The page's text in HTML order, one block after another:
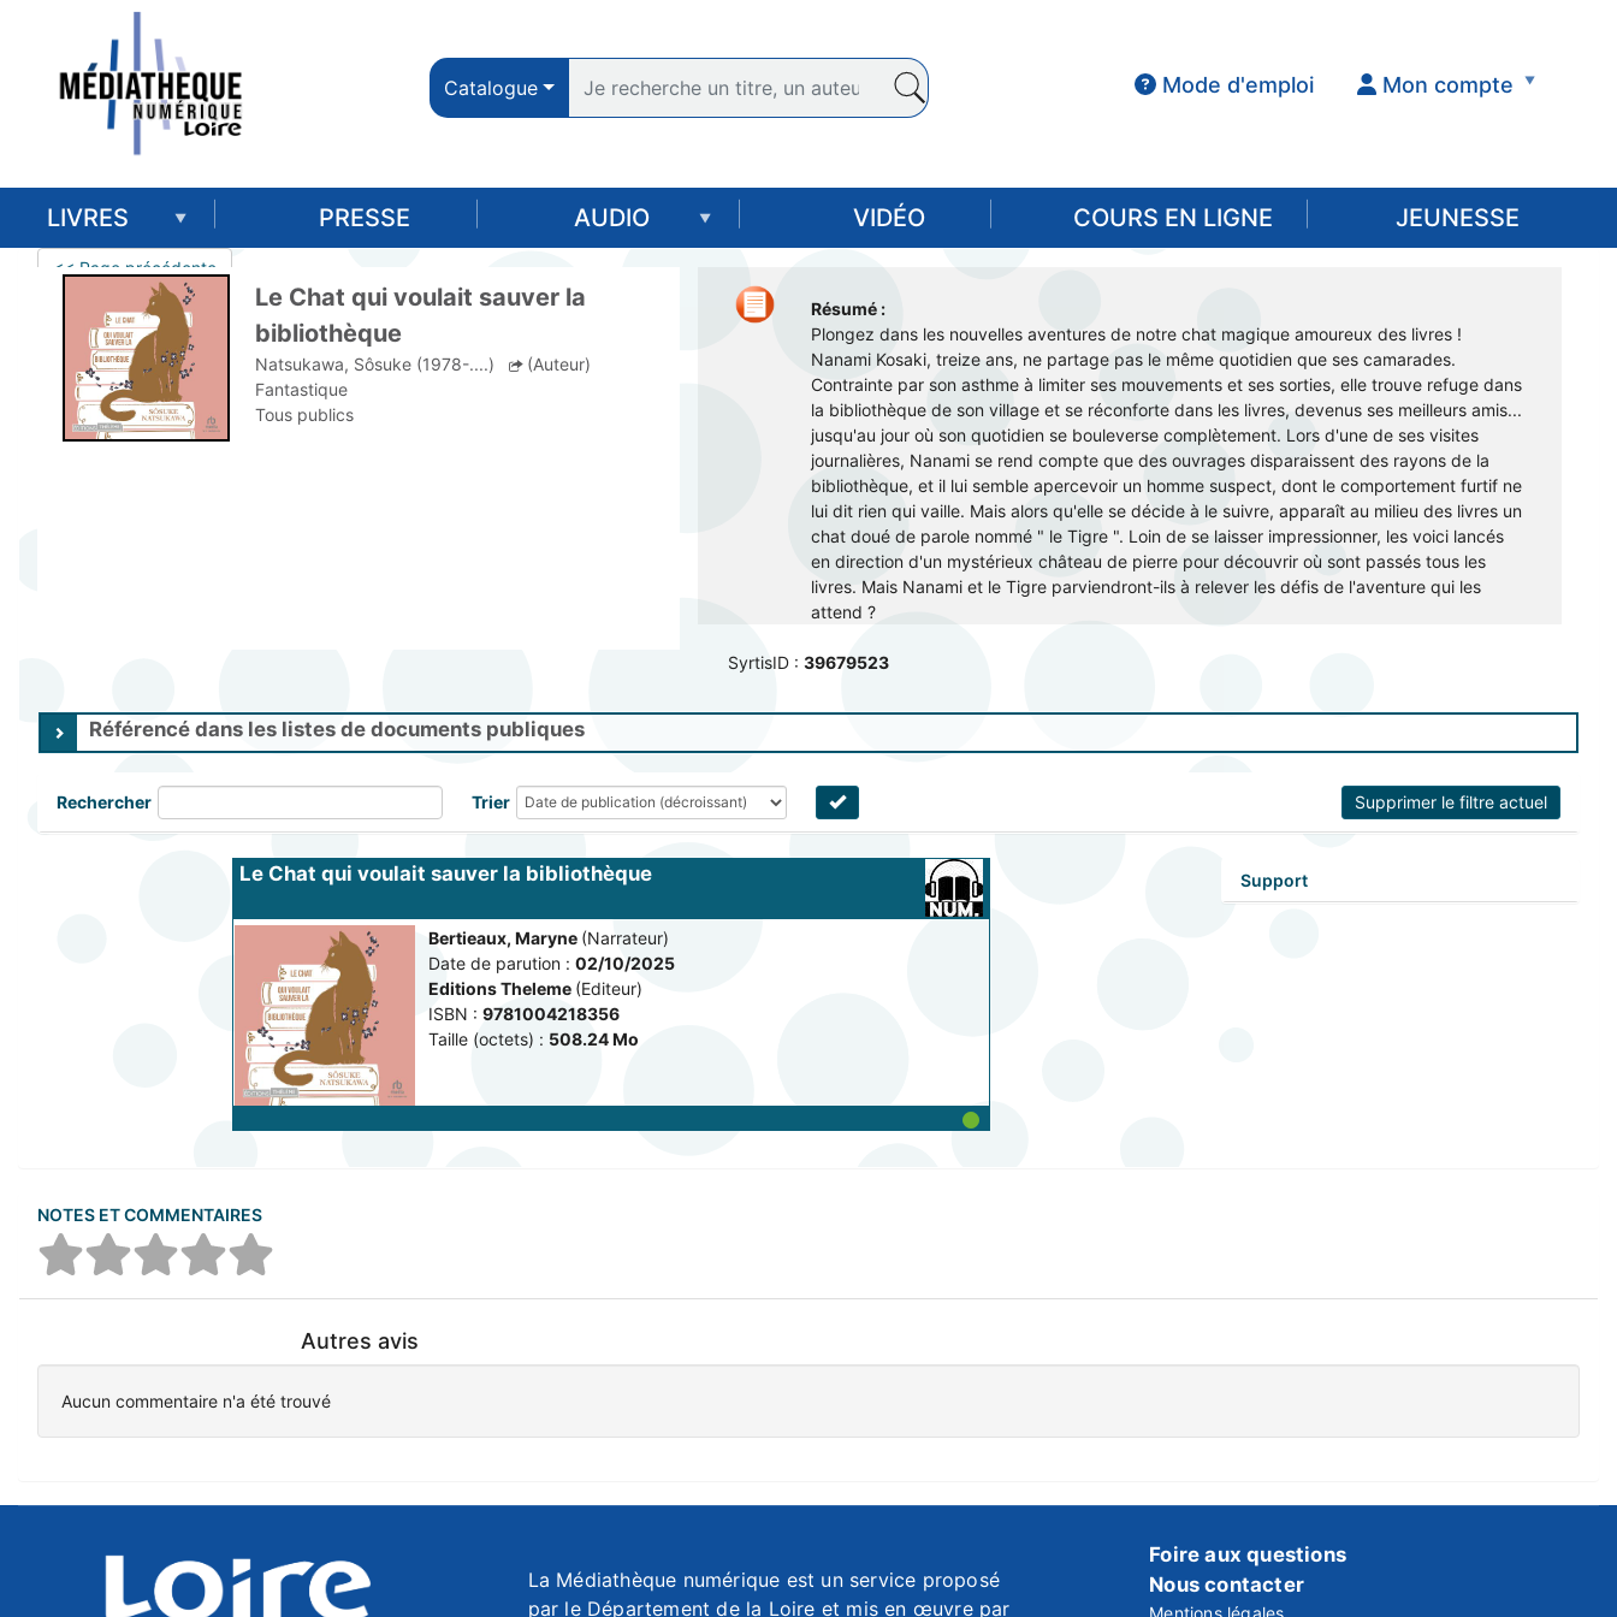
principal
Catalogue Mode d'emploi Mon compte
LIVRES PRESSE AUDIO VIDÉO COURS EN LIGNE JEUNESSE
<< Page précédente
Le Chat qui voulait sauver la
bibliothèque
Natsukawa, Sôsuke (1978-....)
(Auteur)
Fantastique
Tous publics
Résumé :
Plongez dans les nouvelles aventures de notre chat magique amoureux des livres !
Nanami Kosaki, treize ans, ne partage pas le même quotidien que ses camarades.
Contrainte par son asthme à limiter ses mouvements et ses sorties, elle trouve refuge dans
la bibliothèque de son village et se réconforte dans les livres, devenus ses meilleurs amis...
jusqu'au jour où son quotidien se bouleverse complètement. Lors d'une de ses visites
journalières, Nanami se rend compte que des ouvrages disparaissent des rayons de la
bibliothèque, et il lui semble apercevoir un homme suspect, dont le comportement furtif ne
lui dit rien qui vaille. Mais alors qu'elle se décide à le suivre, apparaît au milieu des livres un
chat doué de parole nommé " le Tigre ". Loin de se laisser impressionner, les voici lancés
en direction d'un mystérieux château de pierre pour découvrir où sont passés tous les
livres. Mais Nanami et le Tigre parviendront-ils à relever les défis de l'aventure qui les
attend ?
SyrtisID : 39679523
Référencé dans les listes de documents publiques
Supprimer le filtre actuel
Rechercher Trier
Le Chat qui voulait sauver la bibliothèque
Bertieaux, Maryne (Narrateur)
Date de parution : 02/10/2025
Editions Theleme (Editeur)
ISBN : 9781004218356
Taille (octets) : 508.24 Mo
Support
NOTES ET COMMENTAIRES
Autres avis
Aucun commentaire n'a été trouvé
La Médiathèque numérique est un service proposé
par le Département de la Loire et mis en œuvre par
Foire aux questions
Nous contacter